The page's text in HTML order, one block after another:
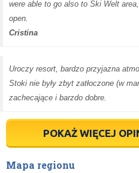
were able to go also to Ski Welt
open.
Cristina
Uroczy resort, bardzo przyjazna
Stoki nie były zbyt zatłoczone (w
zachecające i barzdo dobre.
POKAŻ WIĘCEJ
Mapa regionu